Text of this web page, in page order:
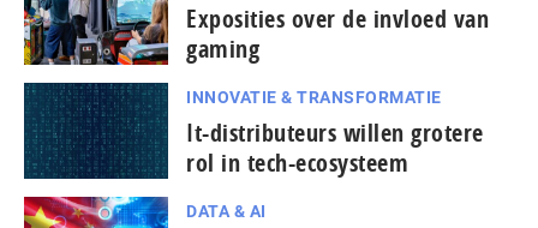
Exposities over de invloed van
gaming
INNOVATIE & TRANSFORMATIE
It-dis­tri­bu­teurs willen grotere
rol in tech-ecosysteem
DATA & AI